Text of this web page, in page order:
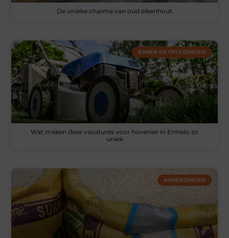
De unieke charme van oud eikenhout
BANEN EN OPLEIDINGEN
Wat maken deze vacatures voor hovenier in Ermelo zo
uniek
AANBIEDINGEN